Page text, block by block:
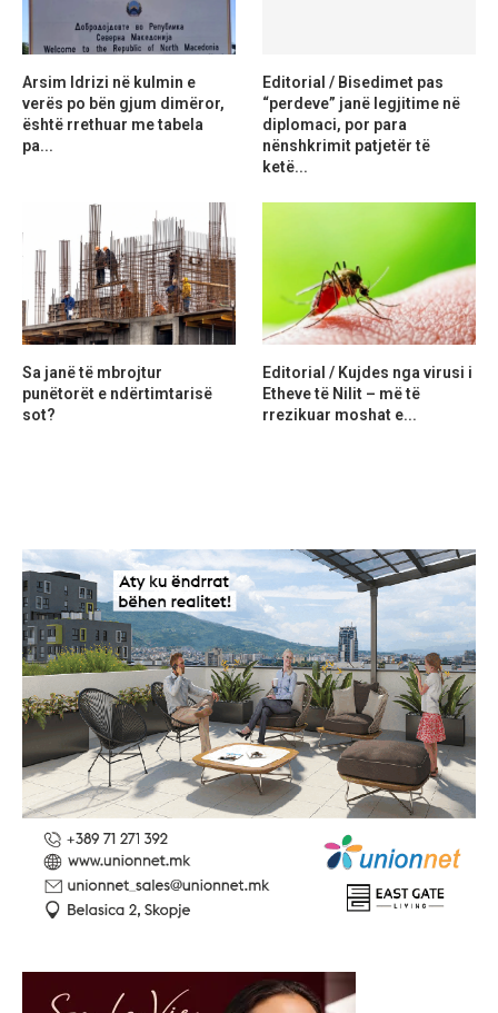
Arsim Idrizi në kulmin e
verës po bën gjum dimëror,
është rrethuar me tabela
pa...
Editorial / Bisedimet pas
“perdeve” janë legjitime në
diplomaci, por para
nënshkrimit patjetër të
ketë...
Sa janë të mbrojtur
punëtorët e ndërtimtarisë
sot?
Editorial / Kujdes nga virusi i
Etheve të Nilit – më të
rrezikuar moshat e...